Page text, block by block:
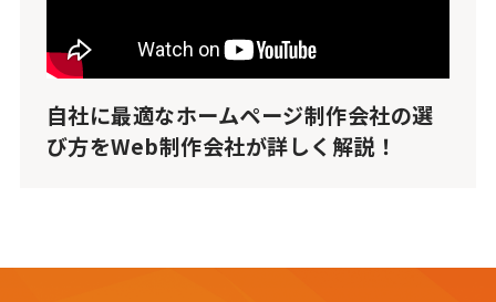
自社に最適なホームページ制作会社の選
び方をWeb制作会社が詳しく解説！